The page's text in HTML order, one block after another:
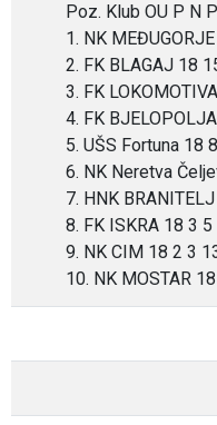
Poz. Klub OU P N
1. NK
2. FK BLAGAJ 18
3. FK
4. FK
5. UŠS Fortuna 18
6. NK Neretva
7. HNK
8. FK ISKRA 18 3
9. NK CIM 18 2 3
10. NK MOSTAR